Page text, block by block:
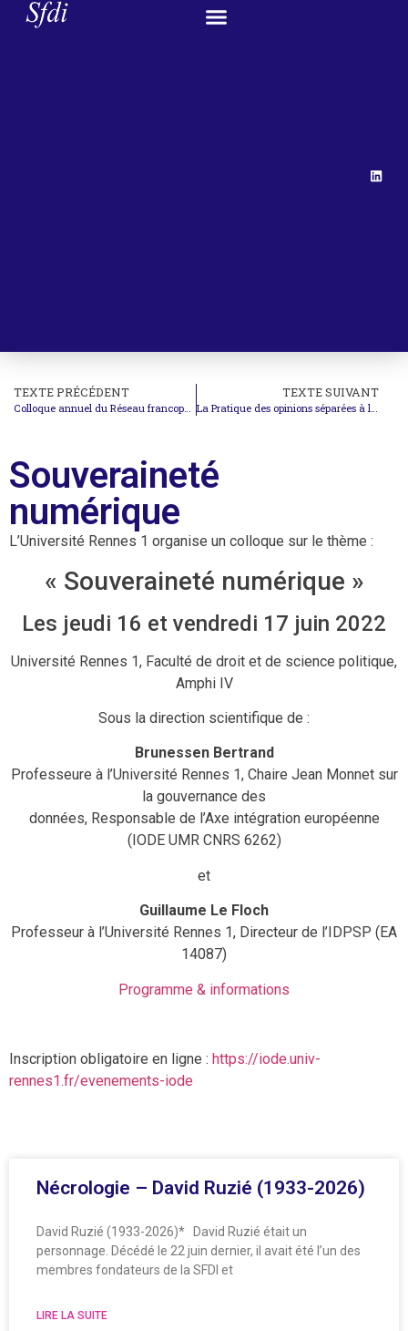
TEXTE PRÉCÉDENT
Colloque annuel du Réseau francophone de droit international
TEXTE SUIVANT
La Pratique des opinions séparées à la Cour européenne des droits de l’homme
Souveraineté
numérique
L’Université Rennes 1 organise un colloque sur le thème :
« Souveraineté numérique »
Les jeudi 16 et vendredi 17 juin 2022
Université Rennes 1, Faculté de droit et de science politique,
Amphi IV
Sous la direction scientifique de :
Brunessen Bertrand
Professeure à l’Université Rennes 1, Chaire Jean Monnet sur
la gouvernance des
données, Responsable de l’Axe intégration européenne
(IODE UMR CNRS 6262)
et
Guillaume Le Floch
Professeur à l’Université Rennes 1, Directeur de l’IDPSP (EA
14087)
Programme & informations
Inscription obligatoire en ligne : https://iode.univ-
rennes1.fr/evenements-iode
Nécrologie – David Ruzié (1933-2026)
David Ruzié (1933-2026)* David Ruzié était un
personnage. Décédé le 22 juin dernier, il avait été l’un des
membres fondateurs de la SFDI et
LIRE LA SUITE